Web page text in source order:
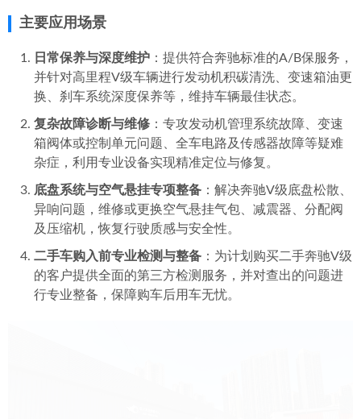
主要应用场景
日常保养与深度维护 ：提供符合奔驰标准的A/B保服务，
并针对高里程V级车辆进行发动机积碳清洗、变速箱油更
换、刹车系统深度保养等，维持车辆最佳状态。
复杂故障诊断与维修 ：专攻发动机管理系统故障、变速
箱阀体或控制单元问题、全车电路及传感器故障等疑难
杂症，利用专业设备实现精准定位与修复。
底盘系统与空气悬挂专项整备 ：解决奔驰V级底盘松散、
异响问题，维修或更换空气悬挂气包、减震器、分配阀
及压缩机，恢复行驶质感与安全性。
二手车购入前专业检测与整备 ：为计划购买二手奔驰V级
的客户提供全面的第三方检测服务，并对查出的问题进
行专业整备，保障购车后用车无忧。